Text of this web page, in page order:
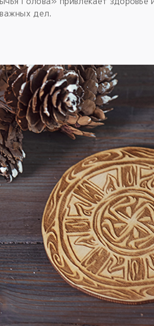
дел.